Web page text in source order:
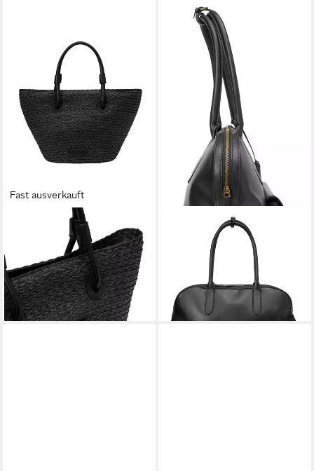
Fast ausverkauft
MARC O'POLO
Shopper mit edlen Echtleder-
119,95 € UVP139,95 €
-14%
lieferbar - in 2-3 Werktagen bei dir
MARC O'POLO
Shopper Giada Shopper, aus
echtem Rindsleder
329,95 €
lieferbar - in 2-3 Werktagen bei dir